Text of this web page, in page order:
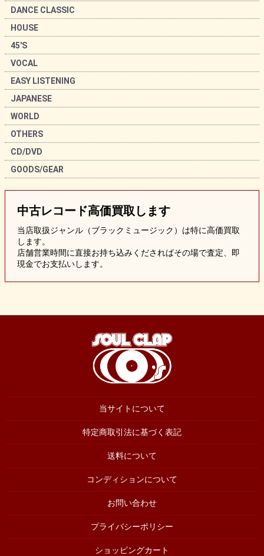
DANCE CLASSIC
HOUSE
45'S
VOCAL
EASY LISTENING
JAPANESE
WORLD
OTHERS
CD/DVD
GOODS/GEAR
中古レコード高価買取します
当店取扱ジャンル（ブラックミュージック）は特に高価買取
します。
店舗営業時間に直接お持ち込みくださればその場で査定、即
現金でお支払いします。
当サイトについて
特定商取引法に基づく表記
送料について
コンディションについて
お問い合わせ
プライバシーポリシー
ショッピングカート